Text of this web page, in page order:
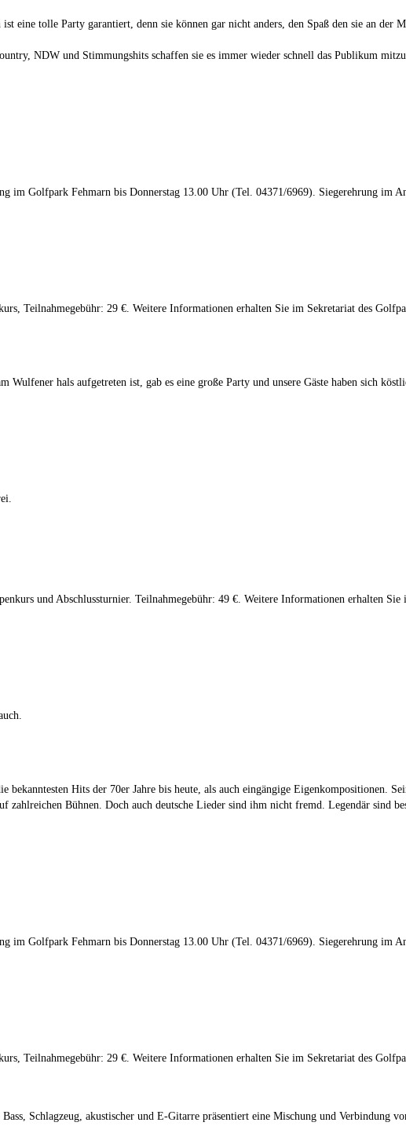
eine tolle Party garantiert, denn sie können gar nicht anders, den Spaß den sie an der
NDW und Stimmungshits schaffen sie es immer wieder schnell das Publikum
Golfpark Fehmarn bis Donnerstag 13.00 Uhr (Tel. 04371/6969). Siegerehrung im
Teilnahmegebühr: 29 €. Weitere Informationen erhalten Sie im Sekretariat des
hals aufgetreten ist, gab es eine große Party und unsere Gäste haben sich
und Abschlussturnier. Teilnahmegebühr: 49 €. Weitere Informationen erhalten
Hits der 70er Jahre bis heute, als auch eingängige Eigenkompositionen.
zahlreichen Bühnen. Doch auch deutsche Lieder sind ihm nicht fremd. Legendär sind
Golfpark Fehmarn bis Donnerstag 13.00 Uhr (Tel. 04371/6969). Siegerehrung im
Teilnahmegebühr: 29 €. Weitere Informationen erhalten Sie im Sekretariat des
Schlagzeug, akustischer und E-Gitarre präsentiert eine Mischung und Verbindung